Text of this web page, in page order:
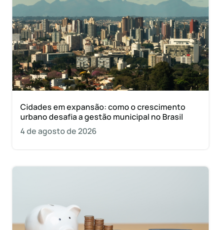
Cidades em expansão: como o crescimento
urbano desafia a gestão municipal no Brasil
4 de agosto de 2026